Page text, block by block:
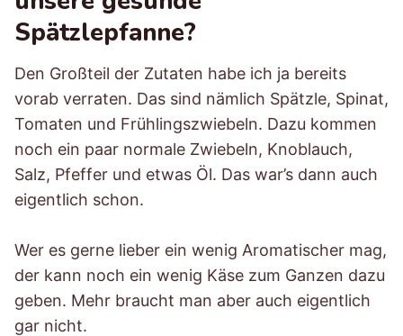
Spätzlepfanne?
Den Großteil der Zutaten habe ich ja bereits
vorab verraten. Das sind nämlich Spätzle, Spinat,
Tomaten und Frühlingszwiebeln. Dazu kommen
noch ein paar normale Zwiebeln, Knoblauch,
Salz, Pfeffer und etwas Öl. Das war’s dann auch
eigentlich schon.
Wer es gerne lieber ein wenig Aromatischer mag,
der kann noch ein wenig Käse zum Ganzen dazu
geben. Mehr braucht man aber auch eigentlich
gar nicht.